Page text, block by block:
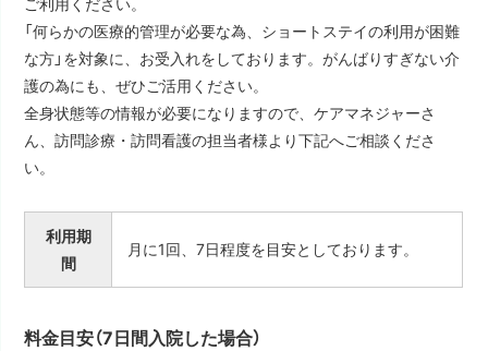
ご利用ください。
「何らかの医療的管理が必要な為、ショートステイの利用が困難
な方」を対象に、お受入れをしております。がんばりすぎない介
護の為にも、ぜひご活用ください。
全身状態等の情報が必要になりますので、ケアマネジャーさ
ん、訪問診療・訪問看護の担当者様より下記へご相談くださ
い。
利用期
間
月に1回、7日程度を目安としております。
料金目安（7日間入院した場合）